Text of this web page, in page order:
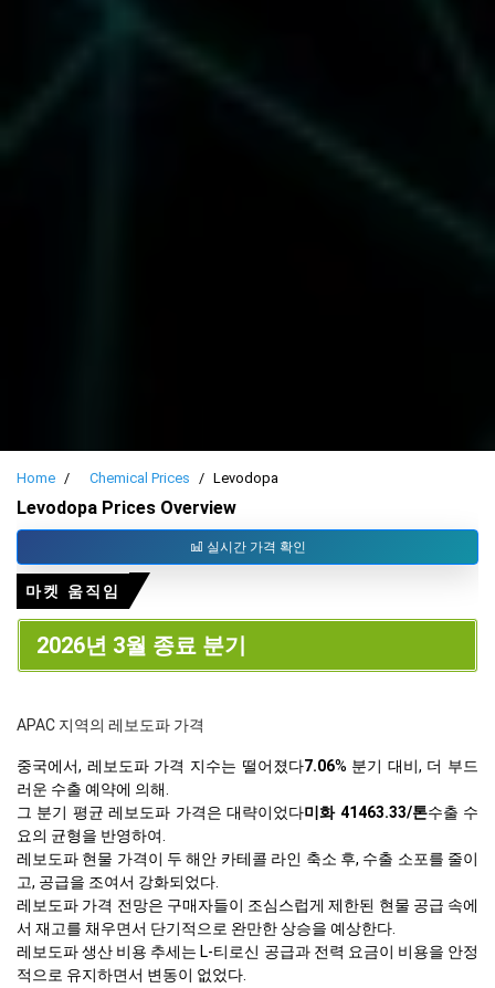
Home Chemical Prices Levodopa
Levodopa Prices Overview
실시간 가격 확인
마켓 움직임
2026년 3월 종료 분기
APAC 지역의 레보도파 가격
중국에서, 레보도파 가격 지수는 떨어졌다7.06% 분기 대비, 더 부드
러운 수출 예약에 의해.
그 분기 평균 레보도파 가격은 대략이었다미화 41463.33/톤수출 수
요의 균형을 반영하여.
레보도파 현물 가격이 두 해안 카테콜 라인 축소 후, 수출 소포를 줄이
고, 공급을 조여서 강화되었다.
레보도파 가격 전망은 구매자들이 조심스럽게 제한된 현물 공급 속에
서 재고를 채우면서 단기적으로 완만한 상승을 예상한다.
레보도파 생산 비용 추세는 L-티로신 공급과 전력 요금이 비용을 안정
적으로 유지하면서 변동이 없었다.